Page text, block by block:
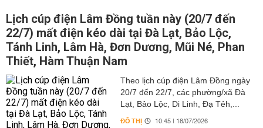
Lịch cúp điện Lâm Đồng tuần này (20/7 đến
22/7) mất điện kéo dài tại Đà Lạt, Bảo Lộc,
Tánh Linh, Lâm Hà, Đơn Dương, Mũi Né, Phan
Thiết, Hàm Thuận Nam
Theo lịch cúp điện Lâm Đồng ngày
20/7 đến 22/7, các phường/xã Đà
Lạt, Bảo Lộc, Di Linh, Đạ Tẻh,...
ĐÔ THỊ 10:45 | 18/07/2026